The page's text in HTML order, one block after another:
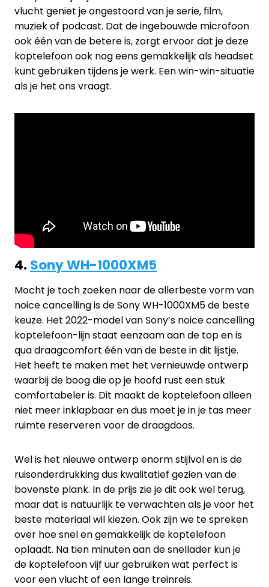
vlucht geniet je ongestoord van je serie, film,
muziek of podcast. Dat de ingebouwde microfoon
ook één van de betere is, zorgt ervoor dat je deze
koptelefoon ook nog eens gemakkelijk als headset
kunt gebruiken tijdens je werk. Een win-win-situatie
als je het ons vraagt.
4. Sony WH-1000XM5
Mocht je toch zoeken naar de allerbeste vorm van
noice cancelling is de Sony WH-1000XM5 de beste
keuze. Het 2022-model van Sony’s noice cancelling
koptelefoon-lijn staat eenzaam aan de top en is
qua draagcomfort één van de beste in dit lijstje.
Het heeft te maken met het vernieuwde ontwerp
waarbij de boog die op je hoofd rust een stuk
comfortabeler is. Dit maakt de koptelefoon alleen
niet meer inklapbaar en dus moet je in je tas meer
ruimte reserveren voor de draagdoos.
Wel is het nieuwe ontwerp enorm stijlvol en is de
ruisonderdrukking dus kwalitatief gezien van de
bovenste plank. In de prijs zie je dit ook wel terug,
maar dat is natuurlijk te verwachten als je voor het
beste materiaal wil kiezen. Ook zijn we te spreken
over hoe snel en gemakkelijk de koptelefoon
oplaadt. Na tien minuten aan de snellader kun je
de koptelefoon vijf uur gebruiken wat perfect is
voor een vlucht of een lange treinreis.